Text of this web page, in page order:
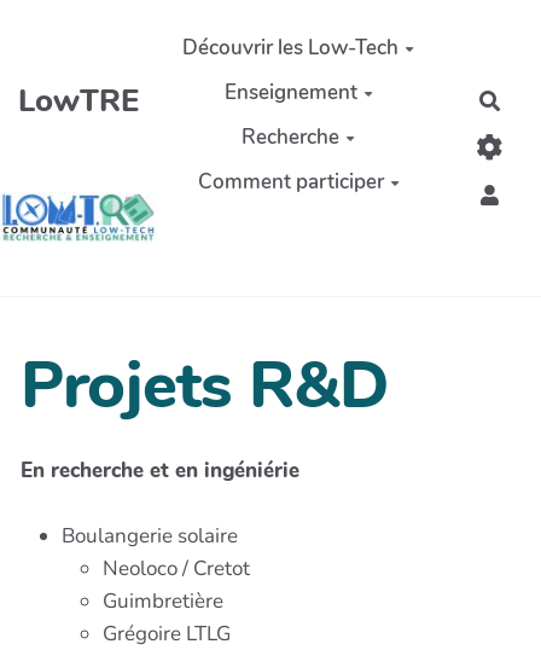
LowTRE
Découvrir les Low-Tech
Enseignement
Recherche
Comment participer
Projets R&D
En recherche et en ingéniérie
Boulangerie solaire
Neoloco / Cretot
Guimbretière
Grégoire LTLG